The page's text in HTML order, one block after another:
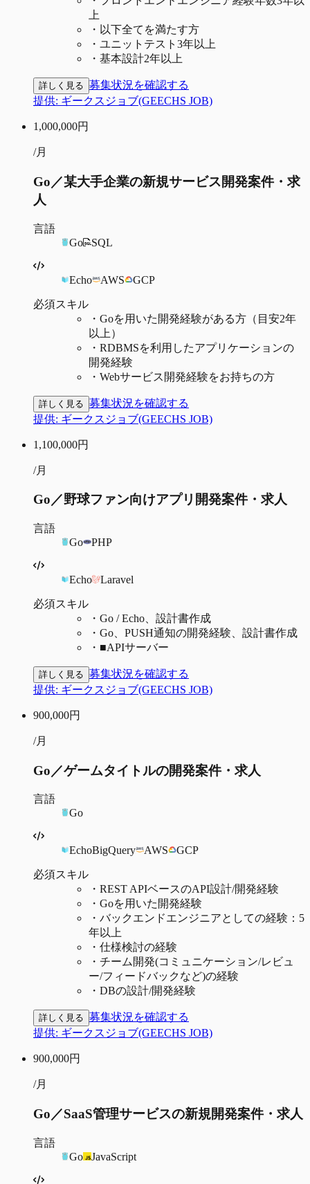
上
・ 以下全てを満たす方
・ ユニットテスト3年以上
・ 基本設計2年以上
詳しく見る 募集状況を確認する
提供: ギークスジョブ(GEECHS JOB)
1,000,000円
/月
Go／某大手企業の新規サービス開発案件・求
人
言語
Go
SQL
Echo AWS GCP
必須スキル
・ Goを用いた開発経験がある方（目安2年
以上）
・ RDBMSを利用したアプリケーションの
開発経験
・ Webサービス開発経験をお持ちの方
詳しく見る 募集状況を確認する
提供: ギークスジョブ(GEECHS JOB)
1,100,000円
/月
Go／野球ファン向けアプリ開発案件・求人
言語
Go
PHP
Echo Laravel
必須スキル
・ Go / Echo、設計書作成
・ Go、PUSH通知の開発経験、設計書作成
・ ■APIサーバー
詳しく見る 募集状況を確認する
提供: ギークスジョブ(GEECHS JOB)
900,000円
/月
Go／ゲームタイトルの開発案件・求人
言語
Go
EchoBigQuery AWS GCP
必須スキル
・ REST APIベースのAPI設計/開発経験
・ Goを用いた開発経験
・ バックエンドエンジニアとしての経験：5
年以上
・ 仕様検討の経験
・ チーム開発(コミュニケーション/レビュ
ー/フィードバックなど)の経験
・ DBの設計/開発経験
詳しく見る 募集状況を確認する
提供: ギークスジョブ(GEECHS JOB)
900,000円
/月
Go／SaaS管理サービスの新規開発案件・求人
言語
Go
JavaScript